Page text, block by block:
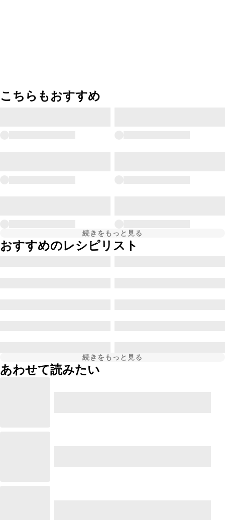
こちらもおすすめ
続きをもっと見る
おすすめのレシピリスト
続きをもっと見る
あわせて読みたい